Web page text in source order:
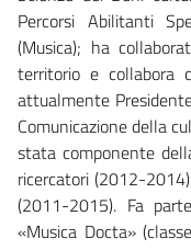
Percorsi Abilitanti
(Musica); ha
territorio e collabora
attualmente
Comunicazione della
stata componente
ricercatori (2012-
(2011-2015). Fa
«Musica Docta»